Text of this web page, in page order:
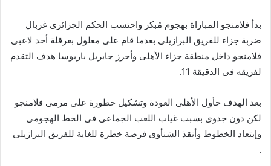
بدأ فلامنجو المباراة بهجوم مُبكر واحتسب الحكم الجزائرى غربال
ضربة جزاء للفريق البرازيلى بعدما قام على معلول بعرقلة أحد لاعبى
فلامنجو داخل منطقة جزاء الأهلى وأحرز جابريل باربوسا هدف التقدم
لفريقه فى الدقيقة 11.
بعد الهدف حأول الأهلى العودة وتشكيل خطورة على مرمى فلامنجو
لكن دون جدوى بسبب غياب اللعب الجماعى فى الخط الهجومى
وإبتعاد الخطوط وأنقذ الشنأوى فرصة خطرة للغاية للفريق البرازيلى
.